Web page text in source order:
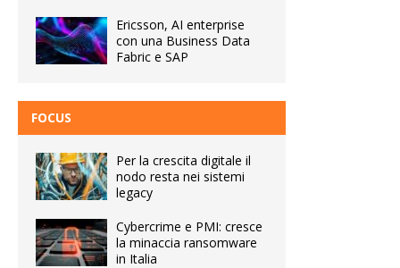
Ericsson, AI enterprise
con una Business Data
Fabric e SAP
FOCUS
Per la crescita digitale il
nodo resta nei sistemi
legacy
Cybercrime e PMI: cresce
la minaccia ransomware
in Italia